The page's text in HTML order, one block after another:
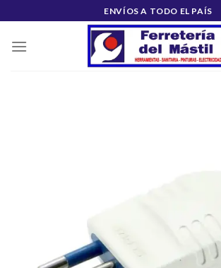
al
contenido
ENVÍOS A TODO EL PAÍS